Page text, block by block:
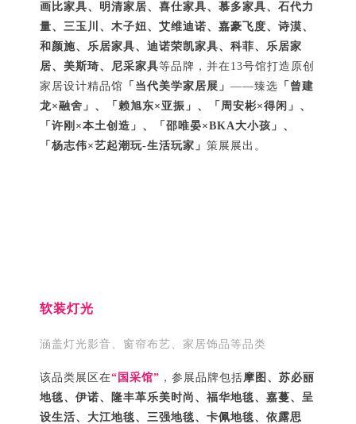
画比家具、明清家居、喜仕家具、慕多家具、石代力
量、三玉川、木子妞、艾维迪诺、嘉豪飞度、诗漠、
和颜施、乐居家具、迪诺荣凯家具、科菲、乐居家
居、美斯琦、尼采家具等品牌，并在13号馆打造原创
家居设计精品馆 「当代美学家居展」 ——臻选 「曾建
龙×融舍」、「赖旭东×亚振」、「周安彬×得闲」、
「许刚×本土创造」、「邵唯晏×BKA大小孩」、
「杨志伟×艺起潮玩-生活玩家」 策展展出。
软装灯光
涵盖灯光影音、窗帘布艺、家居饰品等品类
该品类展区在“国采馆” ，参展品牌包括摩图、苏必丽
地毯、伊诺、隆丰革乐美时尚、福华地毯、嘉蔓、呈
设生活、大江地毯、三强地毯、卡佩地毯、依露思